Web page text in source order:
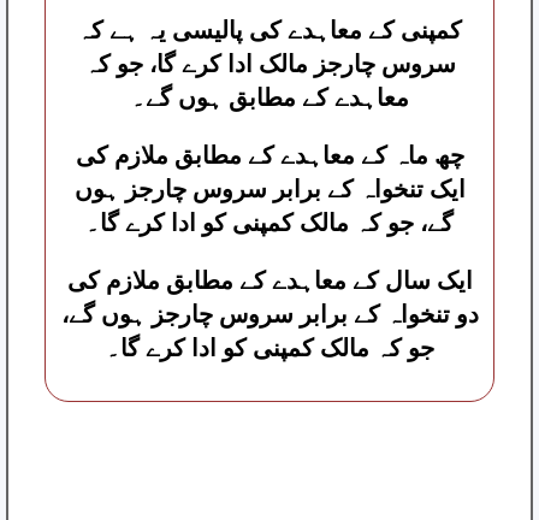
کمپنی کے معاہدے کی پالیسی یہ ہے کہ
سروس چارجز مالک ادا کرے گا، جو کہ
معاہدے کے مطابق ہوں گے۔
چھ ماہ کے معاہدے کے مطابق ملازم کی
ایک تنخواہ کے برابر سروس چارجز ہوں
گے، جو کہ مالک کمپنی کو ادا کرے گا۔
ایک سال کے معاہدے کے مطابق ملازم کی
دو تنخواہ کے برابر سروس چارجز ہوں گے،
جو کہ مالک کمپنی کو ادا کرے گا۔